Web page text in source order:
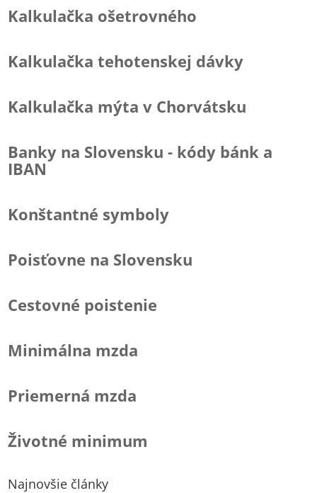
Kalkulačka ošetrovného
Kalkulačka tehotenskej dávky
Kalkulačka mýta v Chorvátsku
Banky na Slovensku - kódy bánk a
IBAN
Konštantné symboly
Poisťovne na Slovensku
Cestovné poistenie
Minimálna mzda
Priemerná mzda
Životné minimum
Najnovšie články